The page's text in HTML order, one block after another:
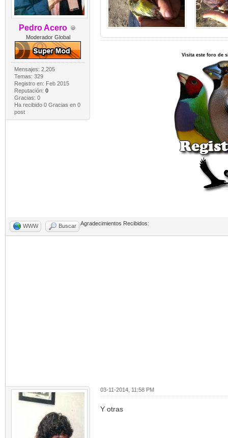
Pedro Acero
Moderador Global
Mensajes: 2,205
Temas: 329
Registro en: Feb 2015
Reputación: 0
Gracias: 0
Ha recibido 0 Gracias en 0
post
Visita este foro de
WWW Buscar Agradecimientos Recibidos:
03-11-2014, 11:58 PM
Y otras